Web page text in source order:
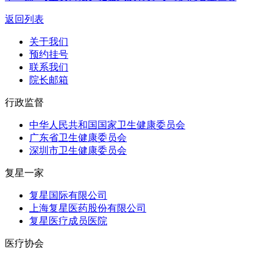
返回列表
关于我们
预约挂号
联系我们
院长邮箱
行政监督
中华人民共和国国家卫生健康委员会
广东省卫生健康委员会
深圳市卫生健康委员会
复星一家
复星国际有限公司
上海复星医药股份有限公司
复星医疗成员医院
医疗协会